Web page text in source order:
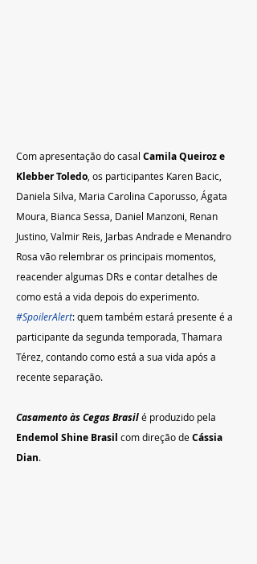
Com apresentação do casal Camila Queiroz e
Klebber Toledo , os participantes Karen Bacic,
Daniela Silva, Maria Carolina Caporusso, Ágata
Moura, Bianca Sessa, Daniel Manzoni, Renan
Justino, Valmir Reis, Jarbas Andrade e Menandro
Rosa vão relembrar os principais momentos,
reacender algumas DRs e contar detalhes de
como está a vida depois do experimento.
#SpoilerAlert: quem também estará presente é a
participante da segunda temporada, Thamara
Térez, contando como está a sua vida após a
recente separação.
Casamento às Cegas Brasilé produzido pela
Endemol Shine Brasil com direção de Cássia
Dian.